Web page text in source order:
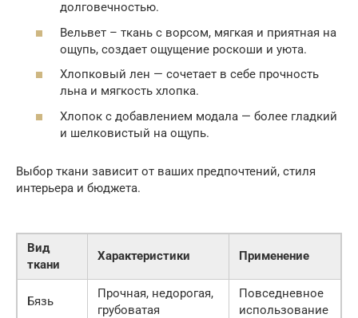
долговечностью.
Вельвет – ткань с ворсом, мягкая и приятная на
ощупь, создает ощущение роскоши и уюта.
Хлопковый лен — сочетает в себе прочность
льна и мягкость хлопка.
Хлопок с добавлением модала — более гладкий
и шелковистый на ощупь.
Выбор ткани зависит от ваших предпочтений, стиля
интерьера и бюджета.
Вид
ткани
Характеристики Применение
Бязь
Прочная, недорогая,
грубоватая
Повседневное
использование